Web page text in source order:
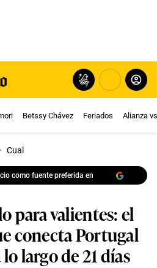
Betssy Chávez Feriados Alianza
· Cual
como fuente preferida en
para valientes: el
conecta Portugal
largo de 21 días